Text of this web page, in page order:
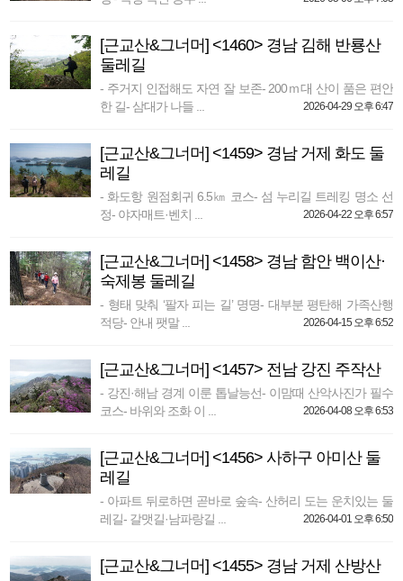
[근교산&그너머] <1460> 경남 김해 반룡산
둘레길
- 주거지 인접해도 자연 잘 보존- 200ｍ대 산이 품은 편안
한 길- 삼대가 나들 ...
2026-04-29 오후 6:47
[근교산&그너머] <1459> 경남 거제 화도 둘
레길
- 화도항 원점회귀 6.5㎞ 코스- 섬 누리길 트레킹 명소 선
정- 야자매트·벤치 ...
2026-04-22 오후 6:57
[근교산&그너머] <1458> 경남 함안 백이산·
숙제봉 둘레길
- 형태 맞춰 ‘팔자 피는 길’ 명명- 대부분 평탄해 가족산행
적당- 안내 팻말 ...
2026-04-15 오후 6:52
[근교산&그너머] <1457> 전남 강진 주작산
- 강진·해남 경계 이룬 톱날능선- 이맘때 산악사진가 필수
코스- 바위와 조화 이 ...
2026-04-08 오후 6:53
[근교산&그너머] <1456> 사하구 아미산 둘
레길
- 아파트 뒤로하면 곧바로 숲속- 산허리 도는 운치있는 둘
레길- 갈맷길·남파랑길 ...
2026-04-01 오후 6:50
[근교산&그너머] <1455> 경남 거제 산방산